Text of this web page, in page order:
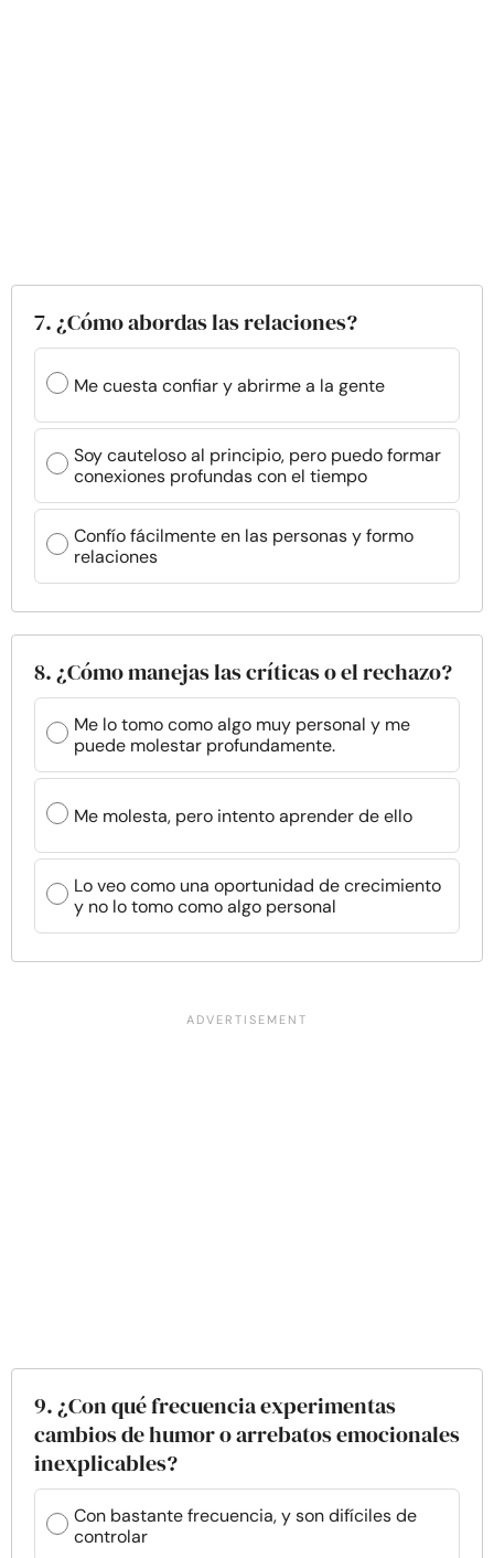
7. ¿Cómo abordas las relaciones?
Me cuesta confiar y abrirme a la gente
Soy cauteloso al principio, pero puedo formar
conexiones profundas con el tiempo
Confío fácilmente en las personas y formo
relaciones
8. ¿Cómo manejas las críticas o el rechazo?
Me lo tomo como algo muy personal y me
puede molestar profundamente.
Me molesta, pero intento aprender de ello
Lo veo como una oportunidad de crecimiento
y no lo tomo como algo personal
9. ¿Con qué frecuencia experimentas
cambios de humor o arrebatos emocionales
inexplicables?
Con bastante frecuencia, y son difíciles de
controlar